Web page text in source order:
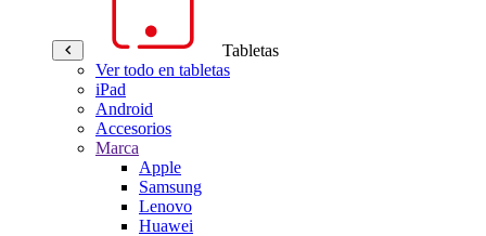
Tabletas
Ver todo en tabletas
iPad
Android
Accesorios
Marca
Apple
Samsung
Lenovo
Huawei